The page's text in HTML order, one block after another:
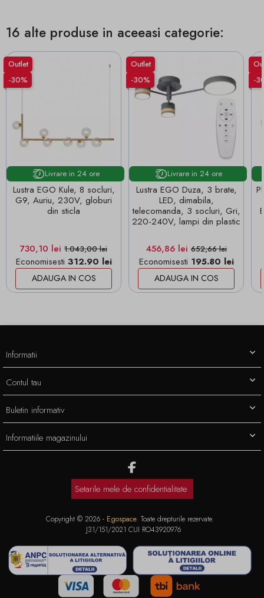
16 alte produse in aceeasi categorie:
Outlet
-30%
Livrare in 24 ore
Lustra EGO Kule, 8 socluri,
G9, Auriu, 230V, globuri
din sticla
Pret
730,10 lei Pret de baza
1.043,00 lei
Economisesti 312.90 lei
ADAUGA IN COS
Outlet
-30%
Livrare in 24 ore
Lustra EGO Duza, 3 brate,
LED, dimabila,
telecomanda, 3 socluri, Gri,
220-240V, lampi din plastic
Pret
456,86 lei Pret de baza
652,66 lei
Economisesti 195.80 lei
ADAUGA IN COS
-
Informatiile magazinului
Informatii
Contul tau
Buletin informativ
Setarile mele de confidentialitate
Copyright © 2026 - Egospace. Toate drepturile rezervate.
J31/151/2021 CUI RO43920976